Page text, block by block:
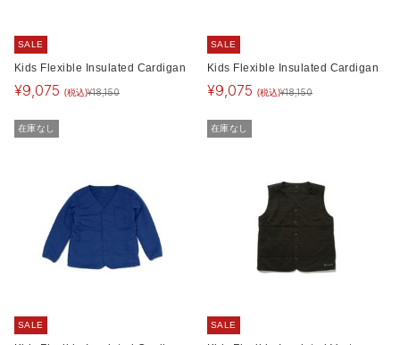
SALE
Kids Flexible Insulated Cardigan
¥9,075 (税込)¥18,150
SALE
Kids Flexible Insulated Cardigan
¥9,075 (税込)¥18,150
在庫なし
SALE
在庫なし
SALE